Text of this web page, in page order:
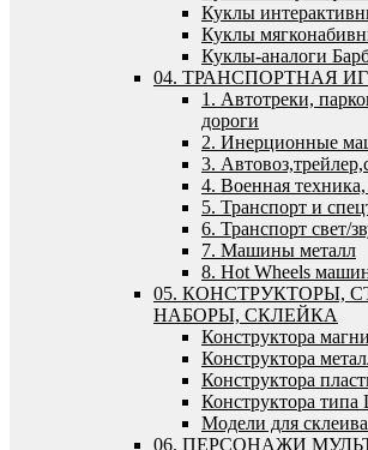
Куклы
Куклы
Куклы-аналоги
04. ТРАНСПОРТНАЯ
1. Автотреки,
дороги
2. Инерционные
3.
4. Военная
5. Транспорт и
6. Транспорт свет/
7. Машины металл
8. Hot Wheels
05. КОНСТРУКТОРЫ,
НАБОРЫ, СКЛЕЙКА
Конструктора
Конструктора
Конструктора
Конструктора типа
Модели для
06. ПЕРСОНАЖИ